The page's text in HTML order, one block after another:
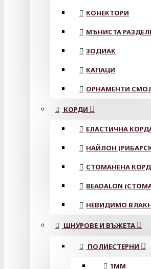
КОНЕКТОРИ
МЪНИСТА
ЗОДИАК
КАПАЦИ
ОРНАМЕНТИ
КОРДИ
ЕЛАСТИЧНА
НАЙЛОН
СТОМАНЕНА
BEADALON
НЕВИДИМО
ШНУРОВЕ И ВЪЖЕТА
ПОЛИЕСТЕРНИ
1ММ